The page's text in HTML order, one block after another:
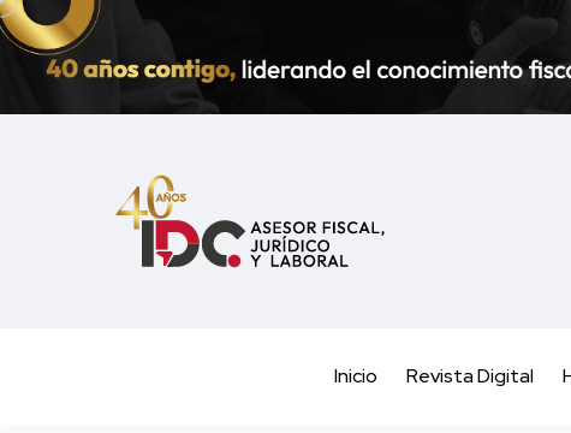
Inicio Revista Digital